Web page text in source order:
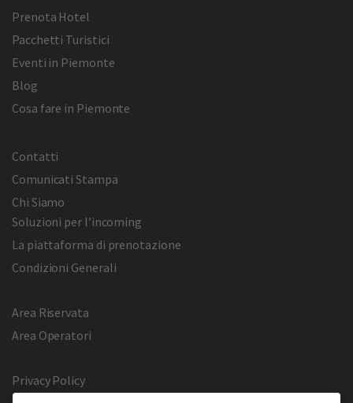
Prenota Hotel
Pacchetti Turistici
Eventi in Piemonte
Blog
Cosa fare in Piemonte
Contatti
Comunicati Stampa
Chi Siamo
Soluzioni per l’incoming
La piattaforma di prenotazione
Condizioni Generali
Area Riservata
Area Operatori
Privacy Policy